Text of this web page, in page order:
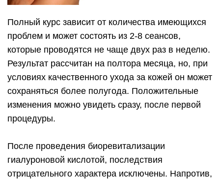
Полный курс зависит от количества имеющихся
проблем и может состоять из 2-8 сеансов,
которые проводятся не чаще двух раз в неделю.
Результат рассчитан на полтора месяца, но, при
условиях качественного ухода за кожей он может
сохраняться более полугода. Положительные
изменения можно увидеть сразу, после первой
процедуры.
После проведения биоревитализации
гиалуроновой кислотой, последствия
отрицательного характера исключены. Напротив,